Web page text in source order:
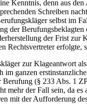
Kenntnis, denn aus
Schreiben
selbst im
der
der Frist
Rechtsvertreter
zur Klageantwort
ganzen
(§ 233 Abs. 1
mehr der Fall sein, da
mit der Aufforderung